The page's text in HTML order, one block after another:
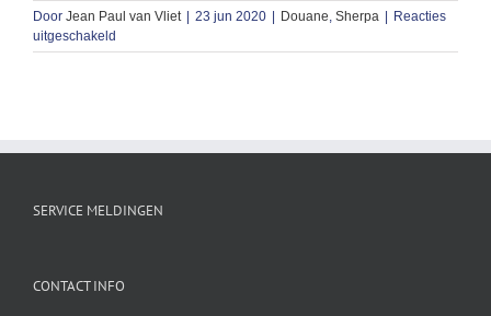
Door Jean Paul van Vliet | 23 jun 2020 | Douane, Sherpa | Reacties
uitgeschakeld
Nieuwe
portal
SERVICE MELDINGEN
CONTACT INFO